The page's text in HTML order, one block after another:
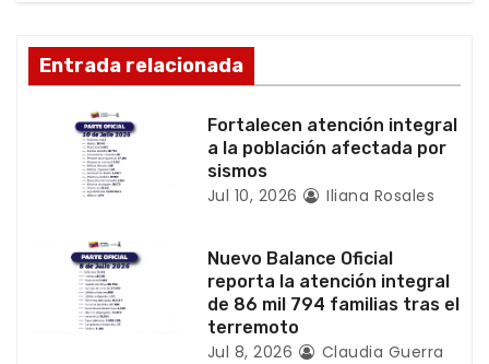
d
Entrada relacionada
Fortalecen atención integral
a la población afectada por
sismos
Jul 10, 2026 Iliana Rosales
Nuevo Balance Oficial
reporta la atención integral
de 86 mil 794 familias tras el
terremoto
Jul 8, 2026
Claudia Guerra